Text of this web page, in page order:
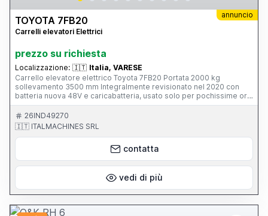
annuncio
TOYOTA 7FB20
Carrelli elevatori Elettrici
prezzo su richiesta
Localizzazione: 🇮🇹 Italia, VARESE
Carrello elevatore elettrico Toyota 7FB20 Portata 2000 kg
sollevamento 3500 mm Integralmente revisionato nel 2020 con
batteria nuova 48V e caricabatteria, usato solo per pochissime ore
dopo la revisione, completo di manuale d'uso e dichiarazione CE,
adeguato alle normativa vigenti, munito di traslatore e sistema di
stabilità attiva (SAS) Ottimo stato, perfettamente funzionante,
visionabile e disponibile per ogni prova Specifiche Condizioni:
Revisionato integralmente nel 2020 Matricola 20324 Portata: 2000
Kg Altezza sollevamento max : 3500 mm Sistema di stabilità attiva
(SAS) Trasmissione: Meccanica Ruote: Superelastiche Batteria: 48
Volt Dotazione Batteria Caricacatteria Traslatore Manuale d'uso
26IND49270
🇮🇹 ITALMACHINES SRL
contatta
vedi di più